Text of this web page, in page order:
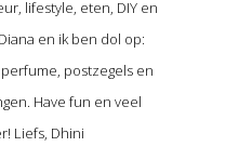
lifestyle, eten, DIY en
en ik ben dol op:
postzegels en
Have fun en veel
Liefs, Dhini